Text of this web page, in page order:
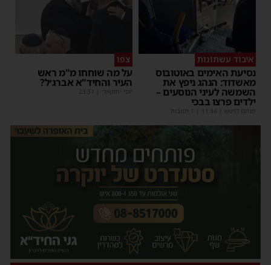
איבוד עשתונות
נסיעת האימים באוטובוס
מאשדוד: הנהג ניפץ את
השמשה לעיני הנוסעים –
ילדים פרצו בבכי
מנחם דויטש 11:34
צפו
על מה שוחחו מ"מ ראש
העיר והחיד"א אברג׳ל?
יוסי יחזקאלי 23:37